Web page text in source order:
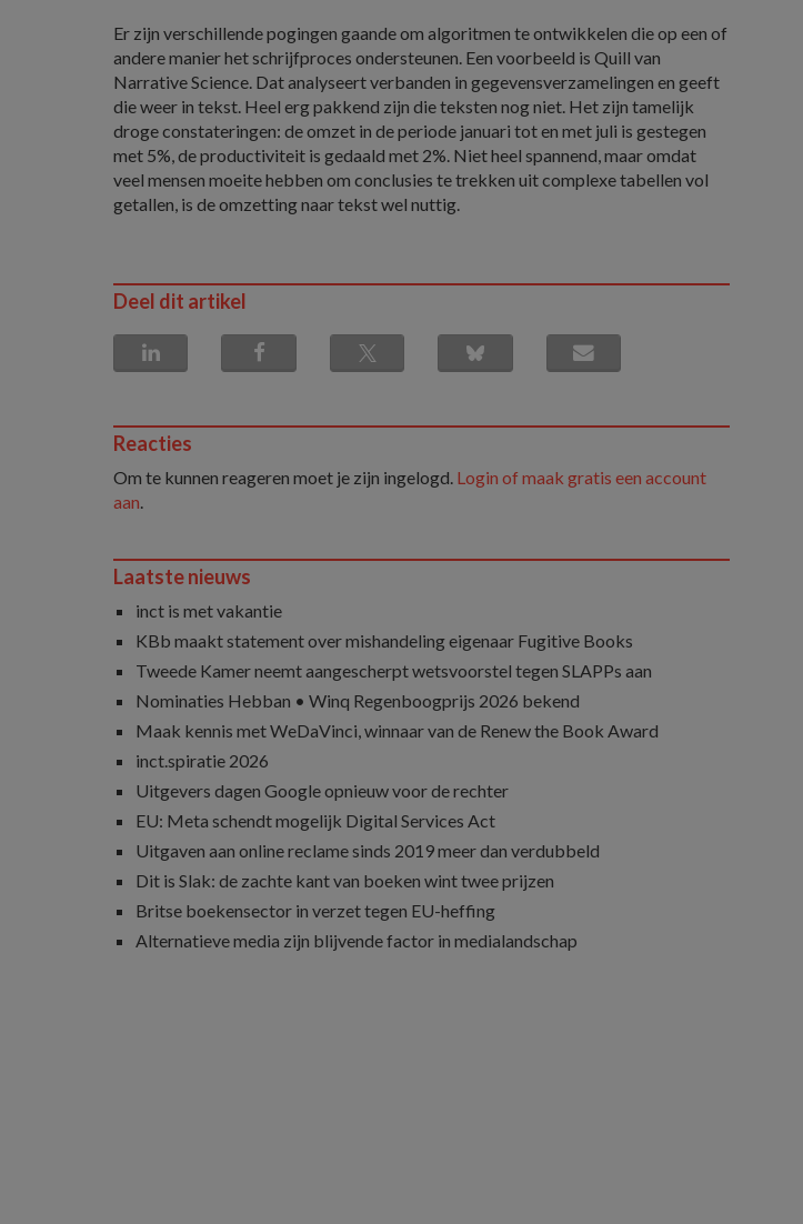
Er zijn verschillende pogingen gaande om algoritmen te ontwikkelen die op een of
andere manier het schrijfproces ondersteunen. Een voorbeeld is Quill van
Narrative Science. Dat analyseert verbanden in gegevensverzamelingen en geeft
die weer in tekst. Heel erg pakkend zijn die teksten nog niet. Het zijn tamelijk
droge constateringen: de omzet in de periode januari tot en met juli is gestegen
met 5%, de productiviteit is gedaald met 2%. Niet heel spannend, maar omdat
veel mensen moeite hebben om conclusies te trekken uit complexe tabellen vol
getallen, is de omzetting naar tekst wel nuttig.
Deel dit artikel
Reacties
Om te kunnen reageren moet je zijn ingelogd. Login of maak gratis een account
aan
Laatste nieuws
inct is met vakantie
KBb maakt statement over mishandeling eigenaar Fugitive Books
Tweede Kamer neemt aangescherpt wetsvoorstel tegen SLAPPs aan
Nominaties Hebban • Winq Regenboogprijs 2026 bekend
Maak kennis met WeDaVinci, winnaar van de Renew the Book Award
inct.spiratie 2026
Uitgevers dagen Google opnieuw voor de rechter
EU: Meta schendt mogelijk Digital Services Act
Uitgaven aan online reclame sinds 2019 meer dan verdubbeld
Dit is Slak: de zachte kant van boeken wint twee prijzen
Britse boekensector in verzet tegen EU-heffing
Alternatieve media zijn blijvende factor in medialandschap